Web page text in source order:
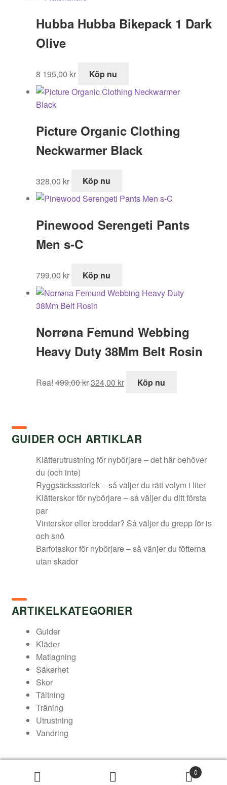
219,00 kr.180,00 kr.
Hubba Hubba Bikepack 1 Dark
Olive
8 195,00 kr Köp nu
Picture Organic Clothing
Neckwarmer Black
328,00 kr Köp nu
Pinewood Serengeti Pants
Men s-C
799,00 kr Köp nu
Norrøna Femund Webbing
Heavy Duty 38Mm Belt Rosin
Rea! 499,00kr
ursprungliga
324,00 kr
nuvarande
Köp nu
GUIDER OCH ARTIKLAR
Klätterutrustning för nybörjare – det här behöver
du (och inte)
Ryggsäcksstorlek – så väljer du rätt volym i liter
Klätterskor för nybörjare – så väljer du ditt första
par
Vinterskor eller broddar? Så väljer du grepp för is
och snö
Barfotaskor för nybörjare – så vänjer du fötterna
utan skador
ARTIKELKATEGORIER
Guider
Kläder
Matlagning
Säkerhet
Skor
Tältning
Träning
Utrustning
Vandring
© Arukimasu – Din friluftsbutik 2026
0